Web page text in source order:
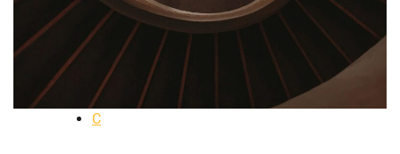
C